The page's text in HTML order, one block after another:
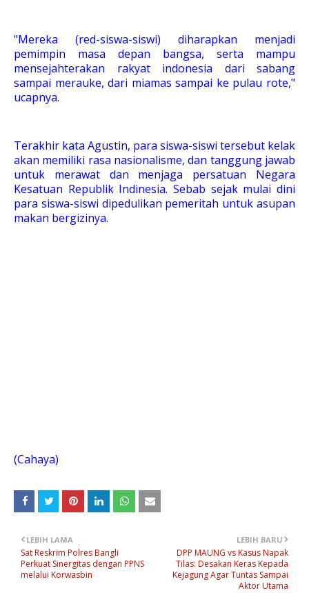
"Mereka (red-siswa-siswi) diharapkan menjadi
pemimpin masa depan bangsa, serta mampu
mensejahterakan rakyat indonesia dari sabang
sampai merauke, dari miamas sampai ke pulau rote,"
ucapnya.
Terakhir kata Agustin, para siswa-siswi tersebut kelak
akan memiliki rasa nasionalisme, dan tanggung jawab
untuk merawat dan menjaga persatuan Negara
Kesatuan Republik Indinesia. Sebab sejak mulai dini
para siswa-siswi dipedulikan pemeritah untuk asupan
makan bergizinya.
(Cahaya)
LEBIH BARU
DPP MAUNG vs Kasus Napak
Tilas: Desakan Keras Kepada
Kejagung Agar Tuntas Sampai
Aktor Utama
LEBIH LAMA
Sat Reskrim Polres Bangli
Perkuat Sinergitas dengan PPNS
melalui Korwasbin